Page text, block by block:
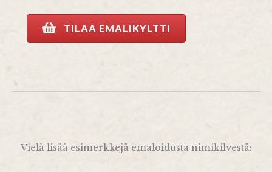
TILAA EMALIKYLTTI
Vielä lisää esimerkkejä emaloidusta nimikilvestä: